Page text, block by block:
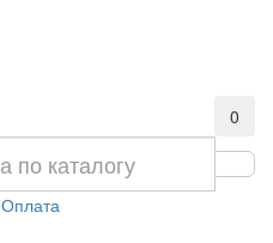
0
Оплата